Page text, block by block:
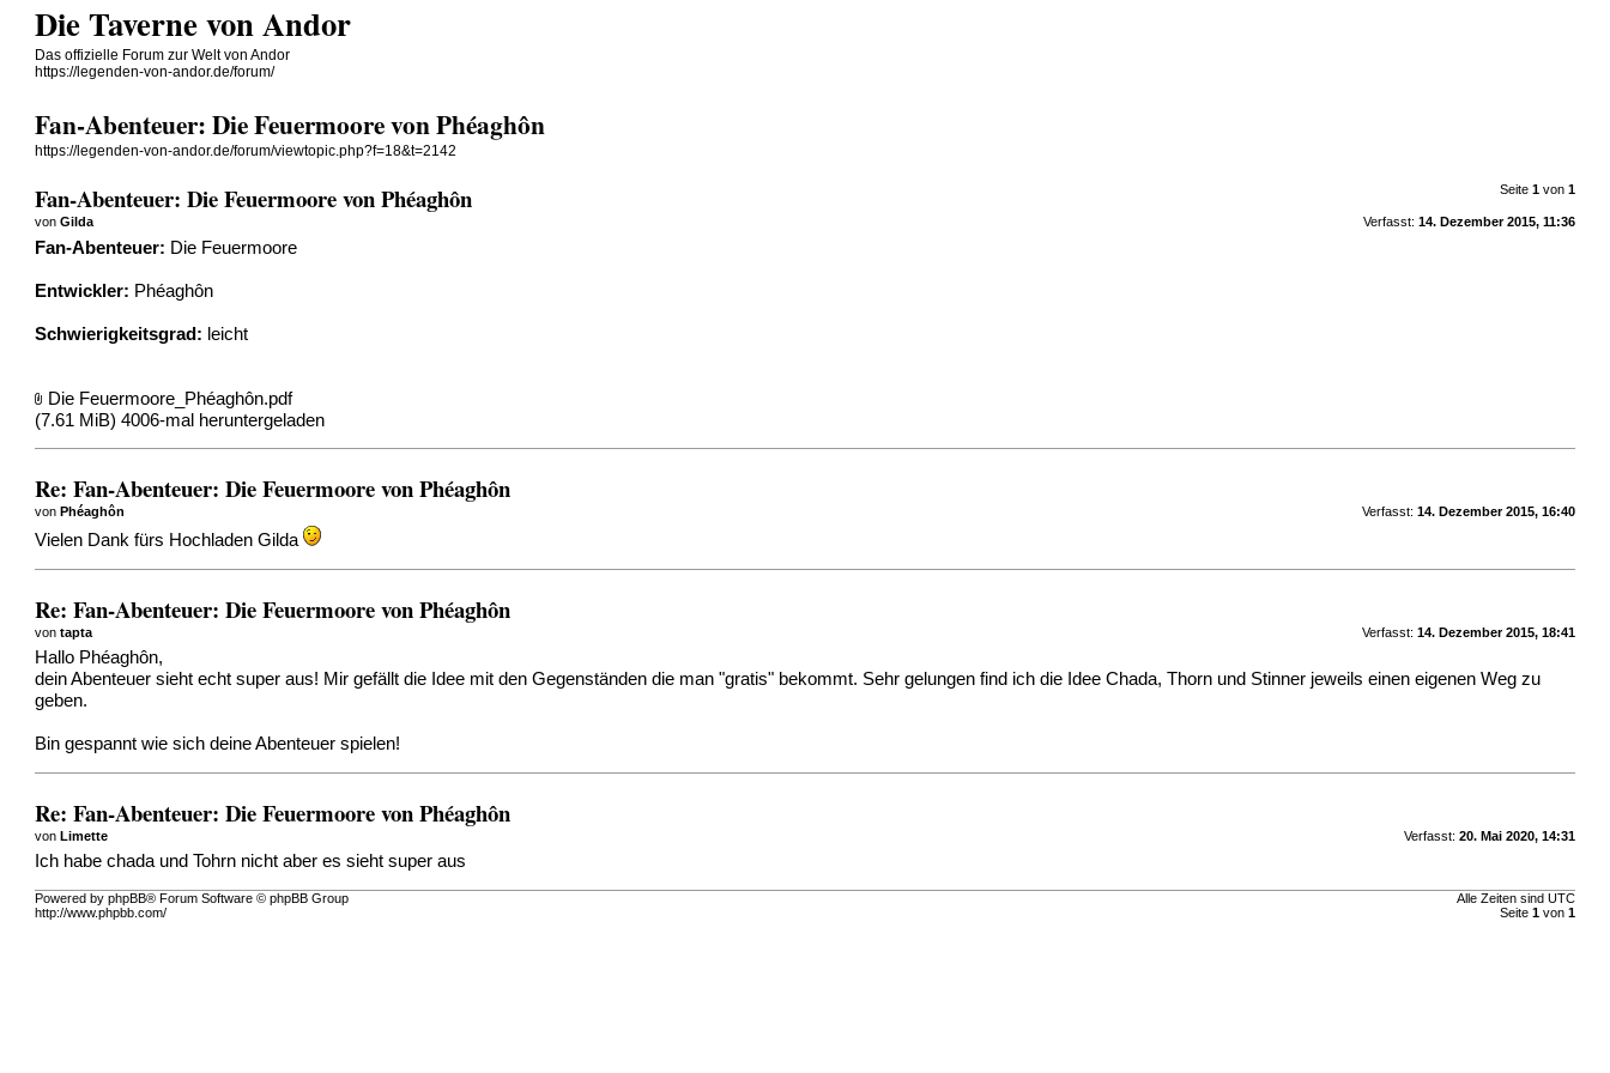
Die Taverne von Andor
Das offizielle Forum zur Welt von Andor
https://legenden-von-andor.de/forum/
Fan-Abenteuer: Die Feuermoore von Phéaghôn
https://legenden-von-andor.de/forum/viewtopic.php?f=18&t=2142
Seite 1von 1
Fan-Abenteuer: Die Feuermoore von Phéaghôn
Verfasst: 14. Dezember 2015, 11:36
vonGilda
Fan-Abenteuer: Die Feuermoore
Entwickler: Phéaghôn
Schwierigkeitsgrad: leicht
Die Feuermoore_Phéaghôn.pdf
(7.61 MiB) 4006-mal heruntergeladen
Re: Fan-Abenteuer: Die Feuermoore von Phéaghôn
Verfasst: 14. Dezember 2015, 16:40
vonPhéaghôn
Vielen Dank fürs Hochladen Gilda
Re: Fan-Abenteuer: Die Feuermoore von Phéaghôn
Verfasst: 14. Dezember 2015, 18:41
vontapta
Hallo Phéaghôn,
dein Abenteuer sieht echt super aus! Mir gefällt die Idee mit den Gegenständen die man "gratis" bekommt. Sehr gelungen find ich die Idee Chada, Thorn und Stinner jeweils einen eigenen Weg zu
geben.
Bin gespannt wie sich deine Abenteuer spielen!
Re: Fan-Abenteuer: Die Feuermoore von Phéaghôn
Verfasst: 20. Mai 2020, 14:31
vonLimette
Ich habe chada und Tohrn nicht aber es sieht super aus
Alle Zeiten sind UTC
Seite 1von 1
Powered by phpBB® Forum Software © phpBB Group
http://www.phpbb.com/